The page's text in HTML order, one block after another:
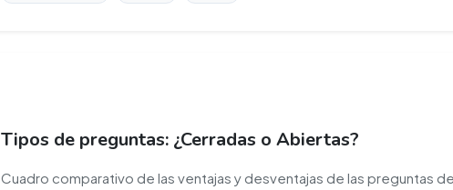
Tipos de preguntas: ¿Cerradas o Abiertas?
Cuadro comparativo de las ventajas y desventajas de las preguntas